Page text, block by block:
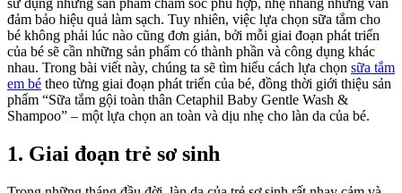
tắm
em
bé
theo
từng
giai
đoạn
của
đảm bảo hiệu quả làm sạch. Tuy nhiên, việc lựa chọn sữa tắm cho
bé không phải lúc nào cũng đơn giản, bởi mỗi giai đoạn phát triển
của bé sẽ cần những sản phẩm có thành phần và công dụng khác
nhau. Trong bài viết này, chúng ta sẽ tìm hiểu cách lựa chọn sữa tắm
em bé theo từng giai đoạn phát triển của bé, đồng thời giới thiệu sản
phẩm “Sữa tắm gội toàn thân Cetaphil Baby Gentle Wash &
Shampoo” – một lựa chọn an toàn và dịu nhẹ cho làn da của bé.
1. Giai đoạn trẻ sơ sinh